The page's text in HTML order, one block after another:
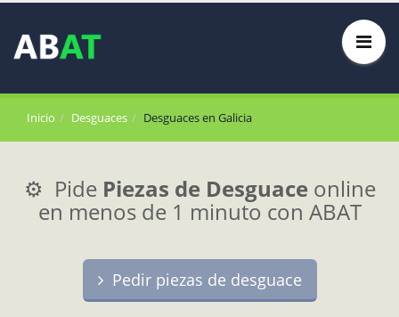
Inicio Desguaces Desguaces en Galicia
⚙️ Pide Piezas de Desguace online
en menos de 1 minuto con ABAT
Pedir piezas de desguace